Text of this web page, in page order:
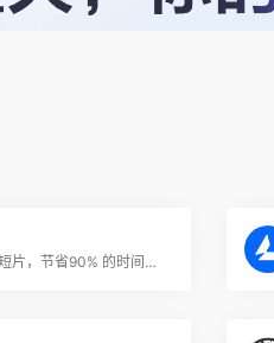
使用AI从长视频中创建短片，节省90% 的时间和精力。